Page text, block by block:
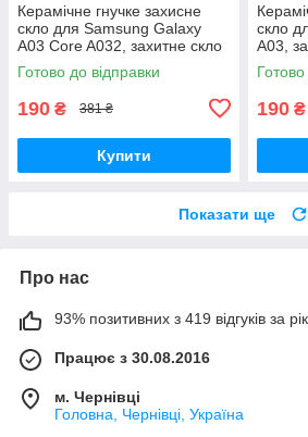
Керамічне гнучке захисне
скло для Samsung Galaxy
A03 Core A032, захитне скло
Самсунг А03 кор керамічне
Готово до відправки
190 ₴ 381 ₴
Купити
скло
A03,
А03
190 ₴
Показати ще
Про нас
93% позитивних з 419 відгуків за рік
Працює з 30.08.2016
м. Чернівці
Головна, Чернівці, Україна